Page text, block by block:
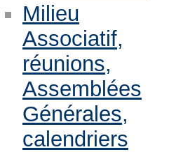
Milieu
Associatif,
réunions,
Assemblées
Générales,
calendriers